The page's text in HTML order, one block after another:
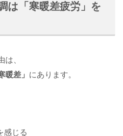
は「寒暖差疲労」を
は、
暖差」 にあります。
感じる